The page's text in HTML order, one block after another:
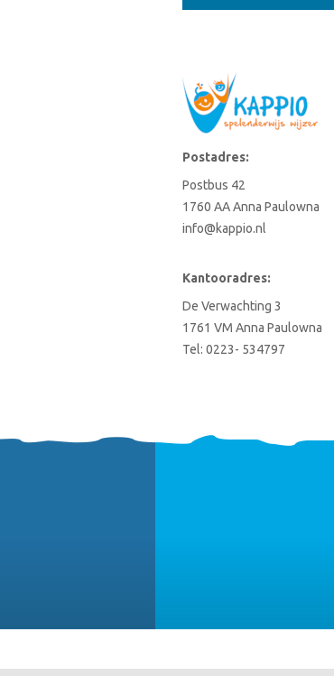
Postadres:
Postbus 42
1760 AA Anna Paulowna
info@kappio.nl
Kantooradres:
De Verwachting 3
1761 VM Anna Paulowna
Tel: 0223- 534797